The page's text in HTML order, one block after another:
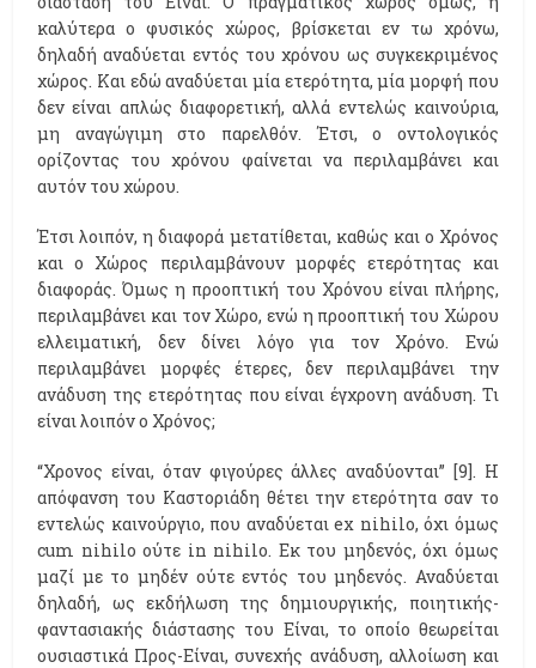
καλύτερα ο φυσικός χώρος, βρίσκεται εν τω χρόνω,
δηλαδή αναδύεται εντός του χρόνου ως συγκεκριμένος
χώρος. Και εδώ αναδύεται μία ετερότητα, μία μορφή που
δεν είναι απλώς διαφορετική, αλλά εντελώς καινούρια,
μη αναγώγιμη στο παρελθόν. Έτσι, ο οντολογικός
ορίζοντας του χρόνου φαίνεται να περιλαμβάνει και
αυτόν του χώρου.
Έτσι λοιπόν, η διαφορά μετατίθεται, καθώς και ο Χρόνος
και ο Χώρος περιλαμβάνουν μορφές ετερότητας και
διαφοράς. Όμως η προοπτική του Χρόνου είναι πλήρης,
περιλαμβάνει και τον Χώρο, ενώ η προοπτική του Χώρου
ελλειματική, δεν δίνει λόγο για τον Χρόνο. Ενώ
περιλαμβάνει μορφές έτερες, δεν περιλαμβάνει την
ανάδυση της ετερότητας που είναι έγχρονη ανάδυση. Τι
είναι λοιπόν ο Χρόνος;
“Χρονος είναι, όταν φιγούρες άλλες αναδύονται” [9]. Η
απόφανση του Καστοριάδη θέτει την ετερότητα σαν το
εντελώς καινούργιο, που αναδύεται ex nihilo, όχι όμως
cum nihilo ούτε in nihilo. Εκ του μηδενός, όχι όμως
μαζί με το μηδέν ούτε εντός του μηδενός. Αναδύεται
δηλαδή, ως εκδήλωση της δημιουργικής, ποιητικής-
φαντασιακής διάστασης του Είναι, το οποίο θεωρείται
ουσιαστικά Προς-Είναι, συνεχής ανάδυση, αλλοίωση και